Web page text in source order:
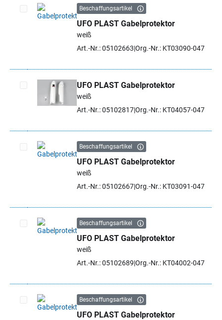
Artikel auswählen
Beschaffungsartikel
UFO PLAST Gabelprotektor
weiß
Art.-Nr.: 05102663 Org.-Nr.: KT03090-047
Artikel auswählen
UFO PLAST Gabelprotektor
weiß
Art.-Nr.: 05102817Org.-Nr.: KT04057-047
Artikel auswählen
Beschaffungsartikel
UFO PLAST Gabelprotektor
weiß
Art.-Nr.: 05102667Org.-Nr.: KT03091-047
Artikel auswählen
Beschaffungsartikel
UFO PLAST Gabelprotektor
weiß
Art.-Nr.: 05102689 Org.-Nr.: KT04002-047
Beschaffungsartikel
UFO PLAST Gabelprotektor